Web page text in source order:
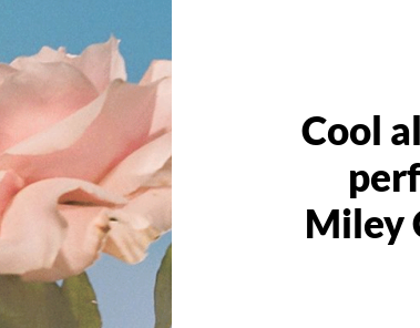
Cool
Miley